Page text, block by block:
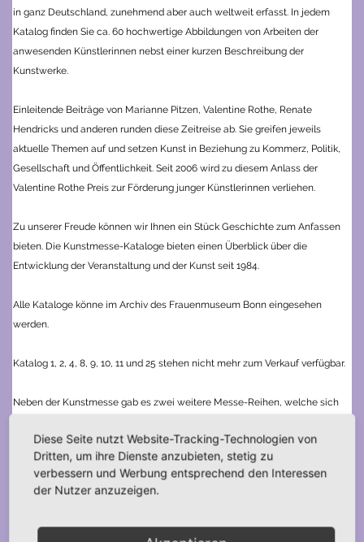
in ganz Deutschland, zunehmend aber auch weltweit erfasst. In jedem
Katalog finden Sie ca. 60 hochwertige Abbildungen von Arbeiten der
anwesenden Künstlerinnen nebst einer kurzen Beschreibung der
Kunstwerke.
Einleitende Beiträge von Marianne Pitzen, Valentine Rothe, Renate
Hendricks und anderen runden diese Zeitreise ab. Sie greifen jeweils
aktuelle Themen auf und setzen Kunst in Beziehung zu Kommerz, Politik,
Gesellschaft und Öffentlichkeit. Seit 2006 wird zu diesem Anlass der
Valentine Rothe Preis zur Förderung junger Künstlerinnen verliehen.
Zu unserer Freude können wir Ihnen ein Stück Geschichte zum Anfassen
bieten. Die Kunstmesse-Kataloge bieten einen Überblick über die
Entwicklung der Veranstaltung und der Kunst seit 1984.
Alle Kataloge könne im Archiv des Frauenmuseum Bonn eingesehen
werden.
Katalog 1, 2, 4, 8, 9, 10, 11 und 25 stehen nicht mehr zum Verkauf verfügbar.
Neben der Kunstmesse gab es zwei weitere Messe-Reihen, welche sich
5 von 2005 bis 2010 und die „Femme“ 1 – 6 von 2011 – 2016.
Diese Seite nutzt Website-Tracking-Technologien von
Dritten, um ihre Dienste anzubieten, stetig zu
verbessern und Werbung entsprechend den Interessen
der Nutzer anzuzeigen.